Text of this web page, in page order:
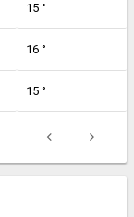
15 °
16 °
15 °